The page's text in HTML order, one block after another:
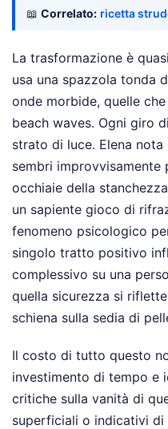
📖 Correlato: ricetta
La trasformazione è
usa una spazzola tonda
onde morbide, quelle
beach waves. Ogni giro
strato di luce. Elena
sembri improvvisamente
occhiaie della
un sapiente gioco di
fenomeno psicologico
singolo tratto positivo
complessivo su una
quella sicurezza si
schiena sulla sedia di
Il costo di tutto questo
investimento di tempo e
critiche sulla vanità di
superficiali o indicativi di